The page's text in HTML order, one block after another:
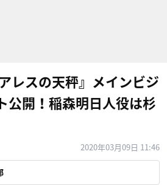
レスの天秤』メインビジ
公開！稲森明日人役は杉
2020年03月09日 11:46